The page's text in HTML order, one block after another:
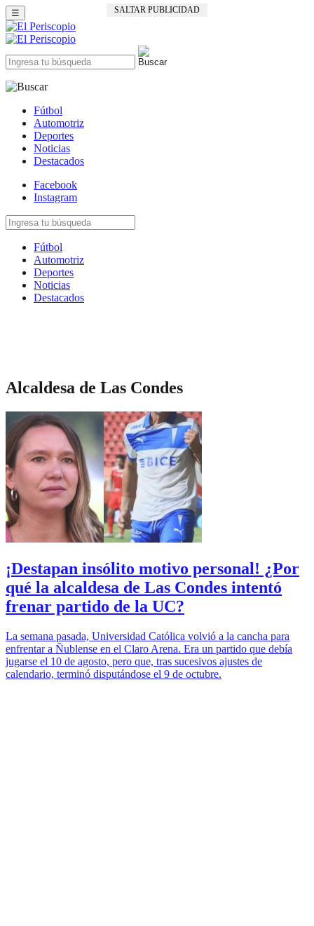
SALTAR PUBLICIDAD
☰
Fútbol
Automotriz
Deportes
Noticias
Destacados
Facebook
Instagram
Fútbol
Automotriz
Deportes
Noticias
Destacados
Alcaldesa de Las Condes
¡Destapan insólito motivo personal! ¿Por
qué la alcaldesa de Las Condes intentó
frenar partido de la UC?
La semana pasada, Universidad Católica volvió a la cancha para
enfrentar a Ñublense en el Claro Arena. Era un partido que debía
jugarse el 10 de agosto, pero que, tras sucesivos ajustes de
calendario, terminó disputándose el 9 de octubre.